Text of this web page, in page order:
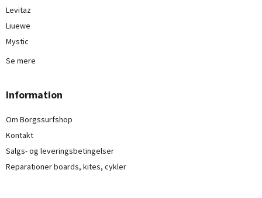
Levitaz
Liuewe
Mystic
Se mere
Information
Om Borgssurfshop
Kontakt
Salgs- og leveringsbetingelser
Reparationer boards, kites, cykler